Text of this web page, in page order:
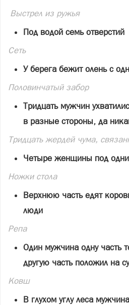
Выстрел из ружья
Под водой семь отверстий
Сеть
У берега бежит олень с
Половинчатый забор
Тридцать мужчин
в разные стороны, да
Тридцать жердей чума,
Четыре женщины под
Ножки стола
Верхнюю часть едят
люди
Репа
Один мужчина одну часть
другую часть положил на
Ковш
В глухом углу леса